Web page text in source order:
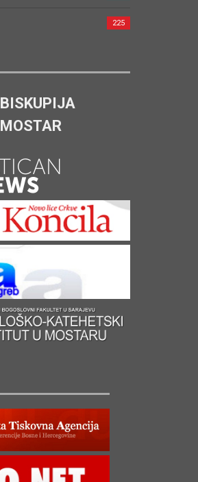
225
BISKUPIJA
MOSTAR